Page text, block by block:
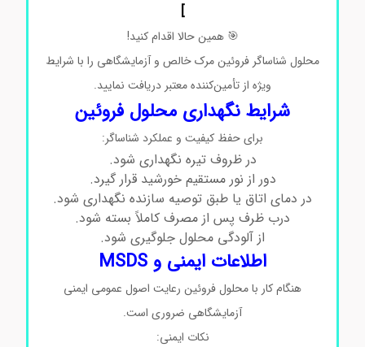
همینحالااقدامکنید!
محلول شناساگر فروئین مرکخالصوآزمایشگاهیراباشرایط
ویژهازتأمین‌کنندهمعتبردریافتنمایید.
شرایط نگهداری محلول فروئین
برای حفظ کیفیت و عملکرد شناساگر:
در ظروف تیره نگهداری شود.
دور از نور مستقیم خورشید قرار گیرد.
در دمای اتاق یا طبق توصیه سازنده نگهداری شود.
درب ظرف پس از مصرف کاملاً بسته شود.
از آلودگی محلول جلوگیری شود.
اطلاعات ایمنی و MSDS
هنگام کار با محلول فروئین رعایت اصول عمومی ایمنی
آزمایشگاهی ضروری است.
نکات ایمنی: